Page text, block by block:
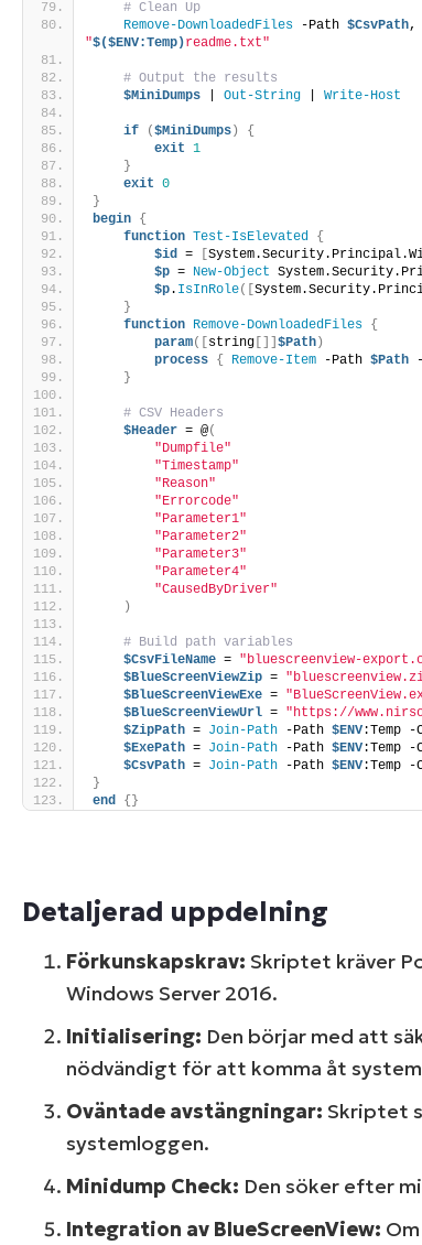
# Clean Up
Remove-DownloadedFiles -Path $CsvPath
"$($ENV:Temp)readme.txt"
# Output the results
$MiniDumps | Out-String | Write-Host
if ($MiniDumps)
{
exit 1
}
exit 0
}
begin {
function Test-IsElevated
{
$id
= [
$p = New-Object
$p. IsInRole([
}
function Remove-DownloadedFiles {
param([string []]$Path)
process { Remove-Item -Path $Path
}
# CSV Headers
$Header = @(
"Dumpfile"
"Timestamp"
"Reason"
"Errorcode"
"Parameter1"
"Parameter2"
"Parameter3"
"Parameter4"
"CausedByDriver"
)
# Build path variables
$CsvFileName = "bluescreenview-
$BlueScreenViewZip =
$BlueScreenViewExe =
$BlueScreenViewUrl = "https://
$ZipPath = Join-Path -Path $ENV:Temp
$ExePath = Join-Path -Path $ENV:Temp
$CsvPath = Join-Path -Path $ENV:Temp
}
end
{}
Detaljerad uppdelning
Förkunskapskrav: Skriptet kräver
Windows Server 2016.
Initialisering: Den börjar med att
nödvändigt för att komma åt
Oväntade avstängningar: Skriptet
systemloggen.
Minidump Check: Den söker efter
Integration av BlueScreenView: